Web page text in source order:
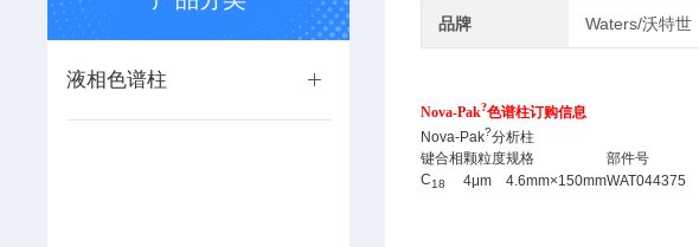
液相色谱柱
品牌 Waters/沃特世
Nova-Pak?色谱柱订购信息
Nova-Pak?分析柱
键合相颗粒度规格
部件号
C18 4μm 4.6mm×150mmWAT044375